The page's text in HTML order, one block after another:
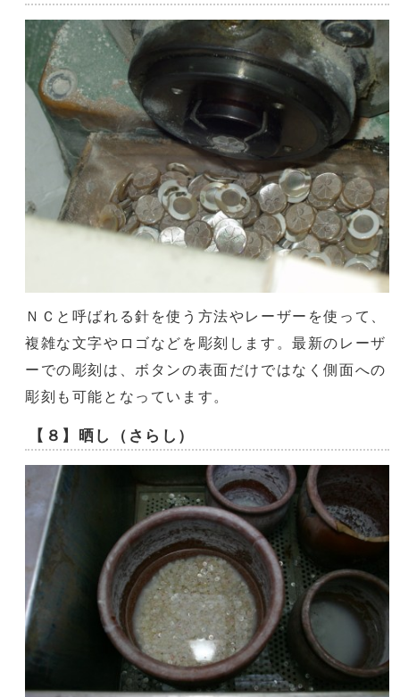
ＮＣと呼ばれる針を使う方法やレーザーを使って、
複雑な文字やロゴなどを彫刻します。最新のレーザ
ーでの彫刻は、ボタンの表面だけではなく側面への
彫刻も可能となっています。
【８】晒し（さらし）